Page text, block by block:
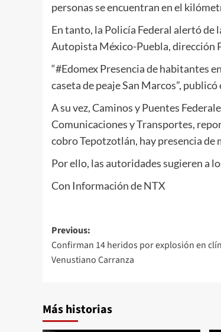
personas se encuentran en el
En tanto, la Policía Federal alertó de
Autopista México-Puebla, dirección
“#Edomex Presencia de habitantes
caseta de peaje San Marcos”,
A su vez, Caminos y Puentes
Comunicaciones y Transportes,
cobro Tepotzotlán, hay presencia
Por ello, las autoridades sugieren a
Con Información de NTX
Post
navigation
Previous:
Confirman 14 heridos por explosión en
Venustiano Carranza
Más historias